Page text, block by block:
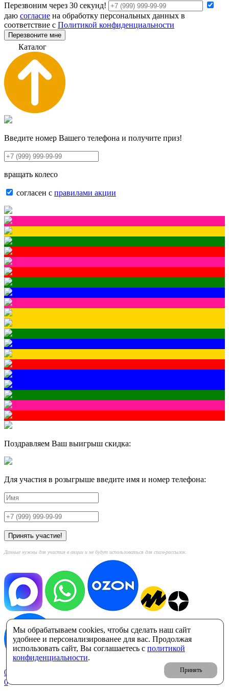
Мы обрабатываем cookies, чтобы сделать наш сайт
удобнее и персонализированее для вас. Продолжая
использовать сайт, Вы соглашаетесь с политикой
конфиденциальности.
Принять
Перезвоним через 30 секунд!
даю согласие на обработку персональных данных в
соответствие с Политикой конфиденциальности
Перезвоните мне
Каталог
Введите номер Вашего телефона и получите приз!
вращать колесо
согласен с правилами акции
Поздравляем Ваш выигрыш скидка:
Для участия в розыгрыше введите имя и номер телефона:
Данные нужны для участия в акции и не будут использоваться для спам-рассылок.
0
0